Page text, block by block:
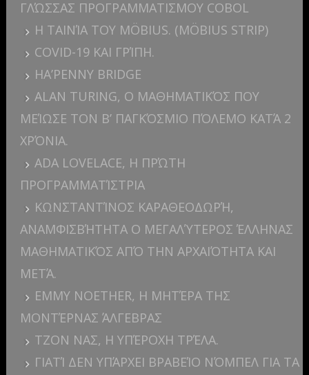
ΓΛΏΣΣΑΣ ΠΡΟΓΡΑΜΜΑΤΙΣΜΟΥ COBOL
Η ΤΑΙΝΊΑ ΤΟΥ MÖBIUS. (MÖBIUS STRIP)
COVID-19 ΚΑΙ ΓΡΊΠΗ.
HA’PENNY BRIDGE
ALAN TURING, Ο ΜΑΘΗΜΑΤΙΚΌΣ ΠΟΥ
ΜΕΊΩΣΕ ΤΟΝ Β’ ΠΑΓΚΌΣΜΙΟ ΠΌΛΕΜΟ ΚΑΤΆ 2
ΧΡΌΝΙΑ.
ADA LOVELACE, Η ΠΡΏΤΗ
ΠΡΟΓΡΑΜΜΑΤΊΣΤΡΙΑ
ΚΩΝΣΤΑΝΤΊΝΟΣ ΚΑΡΑΘΕΟΔΩΡΉ,
ΑΝΑΜΦΙΣΒΉΤΗΤΑ Ο ΜΕΓΑΛΎΤΕΡΟΣ ΈΛΛΗΝΑΣ
ΜΑΘΗΜΑΤΙΚΌΣ ΑΠΌ ΤΗΝ ΑΡΧΑΙΌΤΗΤΑ ΚΑΙ
ΜΕΤΆ.
EMMY NOETHER, Η ΜΗΤΈΡΑ ΤΗΣ
ΜΟΝΤΈΡΝΑΣ ΆΛΓΕΒΡΑΣ
ΤΖΟΝ ΝΑΣ, Η ΥΠΈΡΟΧΗ ΤΡΈΛΑ.
ΓΙΑΤΊ ΔΕΝ ΥΠΆΡΧΕΙ ΒΡΑΒΕΊΟ ΝΌΜΠΕΛ ΓΙΑ ΤΑ